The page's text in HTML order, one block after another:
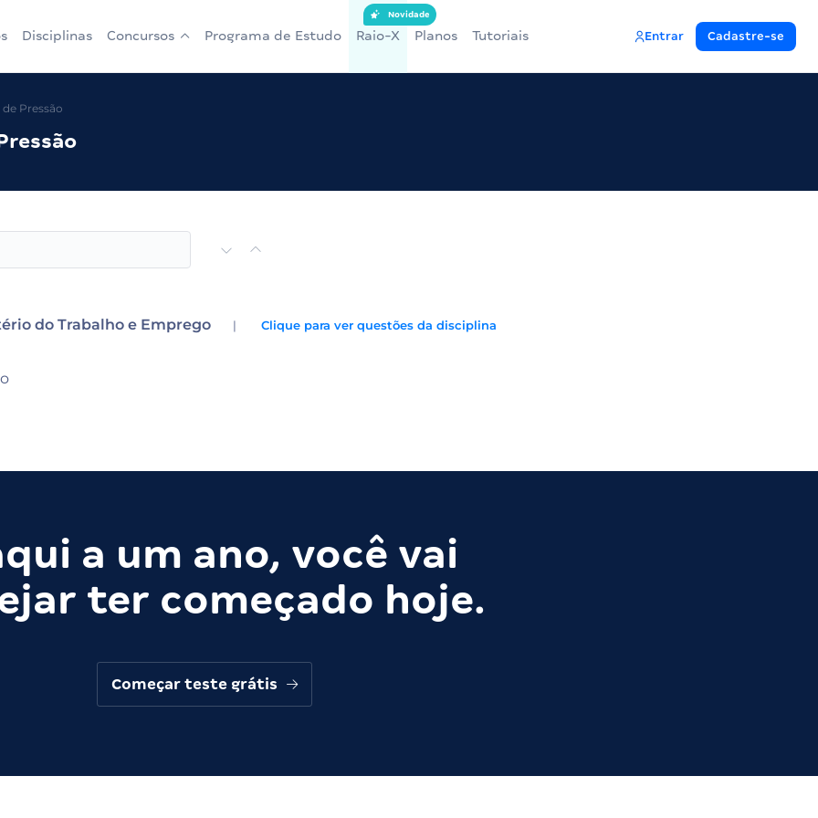
Disciplinas Concursos Programa de Estudo Raio-X
Novidade
Planos Tutoriais Entrar Cadastre-se
de Pressão
do Trabalho e Emprego | Clique para ver questões da disciplina
a um ano, você vai
ter começado hoje.
Começar teste grátis